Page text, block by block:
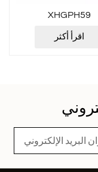
XHGPH59
اقرأ أكثر